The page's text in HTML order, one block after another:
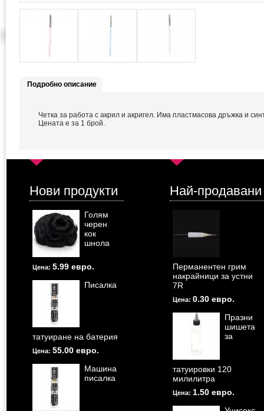
Подробно описание
Четка за работа с акрил и акригел. Има пластмасова дръжка и
Цената е за 1 брой.
Нови продукти
Голям
черен
кок
шнола
Цена: 5.99 евро.
Писалка
татуиране на батерия
Цена: 55.00 евро.
Машина
писалка
Най-продавани
Перманентен грим
накрайници за устни
7R
Цена: 0.30 евро.
Празни
шишета
за
татуировки 120
милилитра
Цена: 1.50 евро.